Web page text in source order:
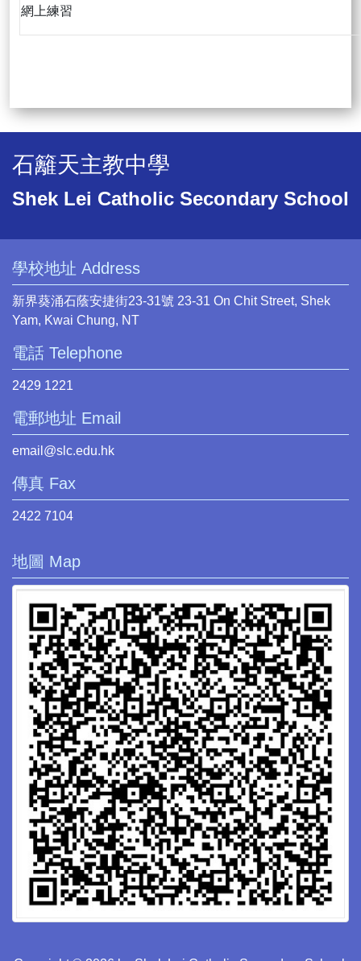
網上練習
石籬天主教中學
Shek Lei Catholic Secondary School
學校地址 Address
新界葵涌石蔭安捷街23-31號 23-31 On Chit Street, Shek
Yam, Kwai Chung, NT
電話 Telephone
2429 1221
電郵地址 Email
email@slc.edu.hk
傳真 Fax
2422 7104
地圖 Map